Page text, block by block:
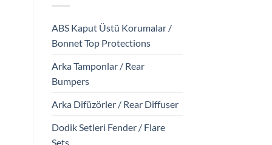
ABS Kaput Üstü Korumalar /
Bonnet Top Protections
Arka Tamponlar / Rear
Bumpers
Arka Difüzörler / Rear Diffuser
Dodik Setleri Fender / Flare
Sets